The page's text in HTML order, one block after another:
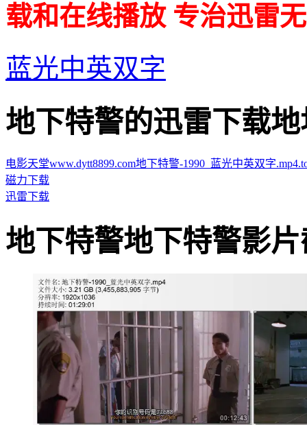
载和在线播放 专治迅雷
蓝光中英双字
地下特警的迅雷下载地
电影天堂www.dytt8899.com地下特警-1990_蓝光中英双字
磁力下载
迅雷下载
地下特警地下特警影片